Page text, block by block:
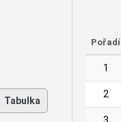
Tabulka
Pořadí
1
2